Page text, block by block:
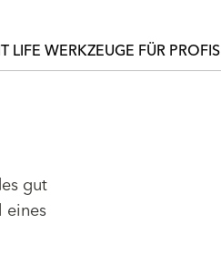
LIFE WERKZEUGE FÜR PROFIS
gut
eines